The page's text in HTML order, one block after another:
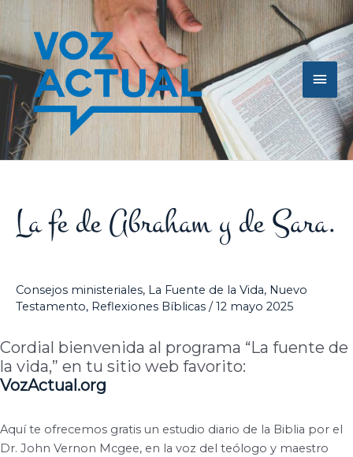
contenido
La fe de Abraham y de Sara.
Consejos ministeriales, La Fuente de la Vida, Nuevo
Testamento, Reflexiones Bíblicas /12 mayo 2025
Cordial bienvenida al programa “La fuente de
la vida,” en tu sitio web favorito:
VozActual.org
Aquí te ofrecemos gratis un estudio diario de la Biblia por el
Dr. John Vernon Mcgee, en la voz del teólogo y maestro